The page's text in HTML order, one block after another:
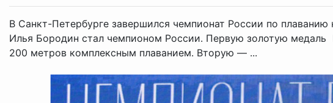
В Санкт-Петербурге завершился чемпионат России по
Илья Бородин стал чемпионом России. Первую золотую медаль
200 метров комплексным плаванием. Вторую — ...